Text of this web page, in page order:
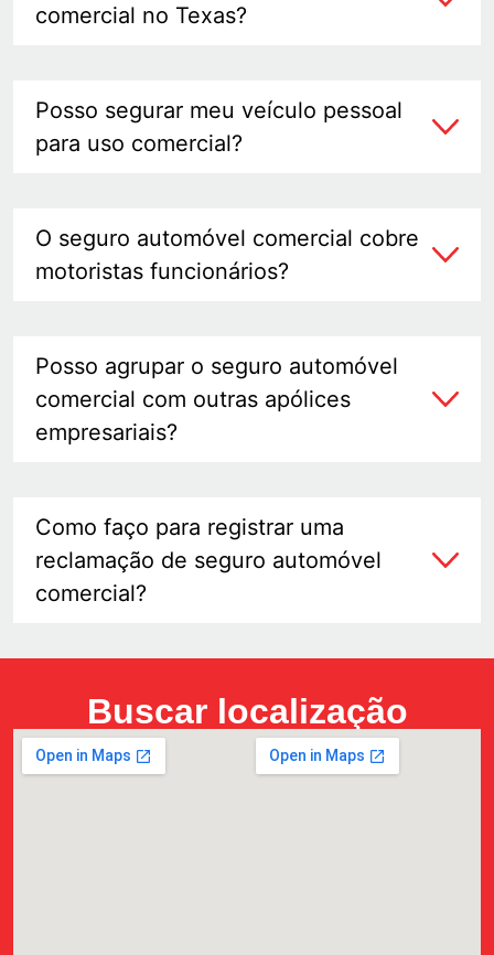
comercial no Texas?
Posso segurar meu veículo pessoal
para uso comercial?
O seguro automóvel comercial cobre
motoristas funcionários?
Posso agrupar o seguro automóvel
comercial com outras apólices
empresariais?
Como faço para registrar uma
reclamação de seguro automóvel
comercial?
Buscar localização